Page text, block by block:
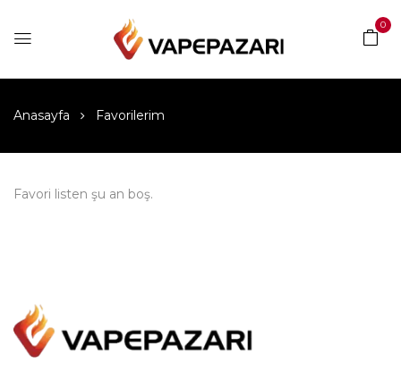
0
Anasayfa Favorilerim
Favori listen şu an boş.